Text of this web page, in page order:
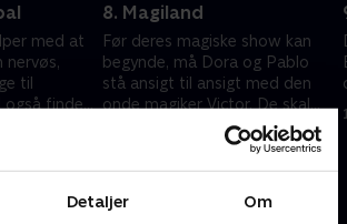
Detaljer Om
med at
nervøs,
til
også finde
8. Magiland
Før deres magiske show kan
begynde, må Dora og Pablo
stå ansigt til ansigt med den
onde magiker Victor. De skal
have Pablos fars magiske hat